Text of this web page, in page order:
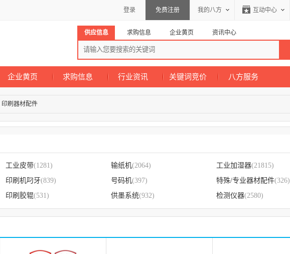
登录 免费注册 我的八方 互动中心
供应信息 求购信息 企业黄页 资讯中心
企业黄页 求购信息 行业资讯 关键词竞价 八方服务
印刷器材配件
工业皮带(1281) 输纸机(2064) 工业加湿器(21815)
印刷机叼牙(839) 号码机(397) 特殊/专业器材配件(326)
印刷胶辊(531) 供墨系统(932) 检测仪器(2580)